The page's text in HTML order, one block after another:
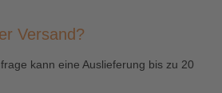
Versand?
kann eine Auslieferung bis zu 20